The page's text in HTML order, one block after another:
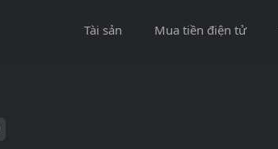
Tài sản Mua tiền điện tử